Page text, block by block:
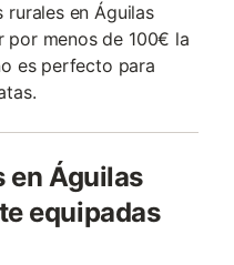
rurales en Águilas
por menos de 100€ la
es perfecto para
en Águilas
equipadas